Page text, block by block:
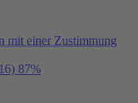
mit einer Zustimmung
87%